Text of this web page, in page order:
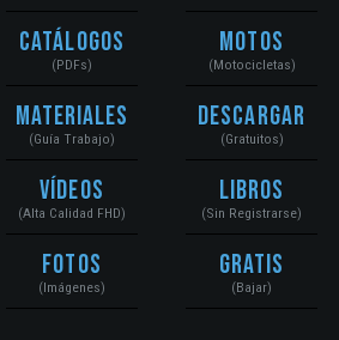
Catálogos
(PDFs)
Materiales
(Guía Trabajo)
Vídeos
(Alta Calidad FHD)
Fotos
(Imágenes)
Motos
(Motocicletas)
Descargar
(Gratuitos)
Libros
(Sin Registrarse)
Gratis
(Bajar)